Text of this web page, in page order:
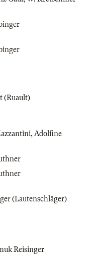
(Ruault)
, Adolfine
(Lautenschläger)
Reisinger